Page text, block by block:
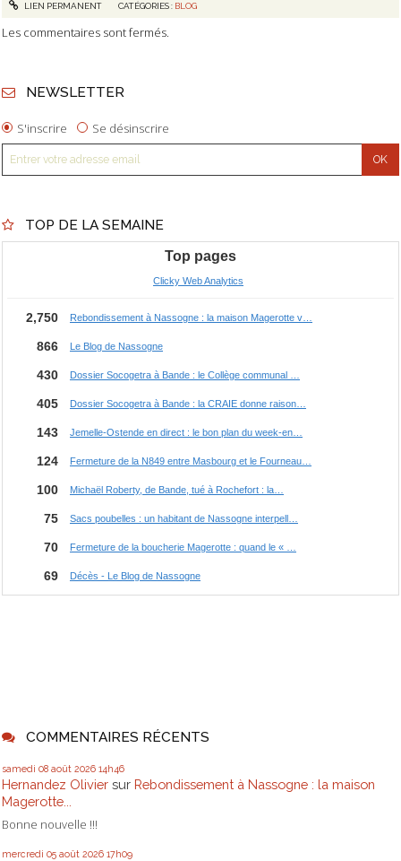
LIEN PERMANENT CATÉGORIES : BLOG
Les commentaires sont fermés.
NEWSLETTER
S'inscrire Se désinscrire
TOP DE LA SEMAINE
COMMENTAIRES RÉCENTS
samedi 08 août 2026 14h46
Hernandez Olivier sur Rebondissement à Nassogne : la maison
Magerotte...
Bonne nouvelle !!!
mercredi 05 août 2026 17h09